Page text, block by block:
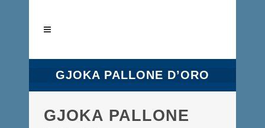
GJOKA PALLONE D’ORO
GJOKA PALLONE